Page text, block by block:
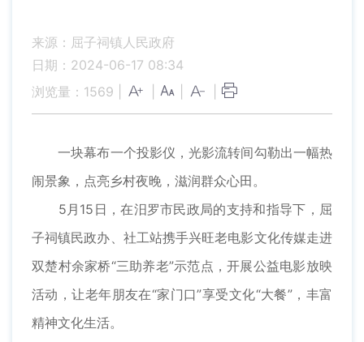
来源：屈子祠镇人民政府
日期：2024-06-17 08:34
浏览量： 1569
一块幕布一个投影仪，光影流转间勾勒出一幅热
闹景象，点亮乡村夜晚，滋润群众心田。
5月15日，在汨罗市民政局的支持和指导下，屈
子祠镇民政办、社工站携手兴旺老电影文化传媒走进
双楚村余家桥“三助养老”示范点，开展公益电影放映
活动，让老年朋友在“家门口”享受文化“大餐”，丰富
精神文化生活。